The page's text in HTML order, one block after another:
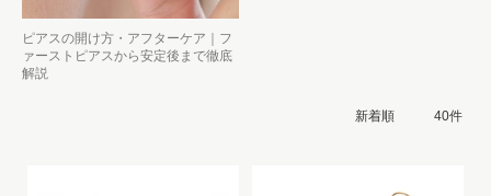
ピアスの開け方・アフターケア｜フ
ァーストピアスから安定後まで徹底
解説